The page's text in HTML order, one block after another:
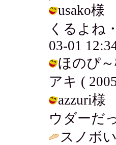
usako様
くるよね
03-01
ほのぴ
アキ (
azzuri様
ウダーだ
スノボ